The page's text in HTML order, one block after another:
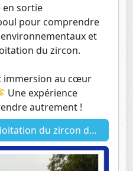
en sortie
pour comprendre
et
du zircon.
immersion au cœur
Une expérience
autrement !
dans la région de Lompoul.